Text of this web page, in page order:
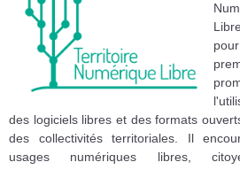
des logiciels libres et des formats
des collectivités territoriales. Il
usages numériques libres,